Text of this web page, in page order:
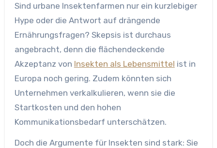
Sind urbane Insektenfarmen nur ein kurzlebiger
Hype oder die Antwort auf drängende
Ernährungsfragen? Skepsis ist durchaus
angebracht, denn die flächendeckende
Akzeptanz von Insekten als Lebensmittel ist in
Europa noch gering. Zudem könnten sich
Unternehmen verkalkulieren, wenn sie die
Startkosten und den hohen
Kommunikationsbedarf unterschätzen.
Doch die Argumente für Insekten sind stark: Sie